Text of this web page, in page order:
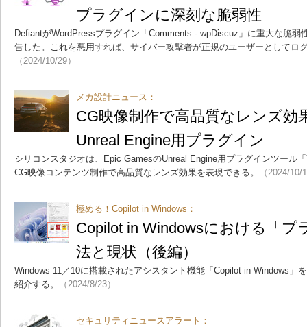
プラグインに深刻な脆弱性
DefiantがWordPressプラグイン「Comments - wpDiscuz」に重大な脆弱
告した。これを悪用すれば、サイバー攻撃者が正規のユーザーとしてロ
（2024/10/29）
メカ設計ニュース：
CG映像制作で高品質なレンズ効
Unreal Engine用プラグイン
シリコンスタジオは、Epic GamesのUnreal Engine用プラグインツール
CG映像コンテンツ制作で高品質なレンズ効果を表現できる。
（2024/10/
極める！Copilot in Windows：
Copilot in Windowsにおける「プ
法と現状（後編）
Windows 11／10に搭載されたアシスタント機能「Copilot in Windows」
紹介する。
（2024/8/23）
セキュリティニュースアラート：